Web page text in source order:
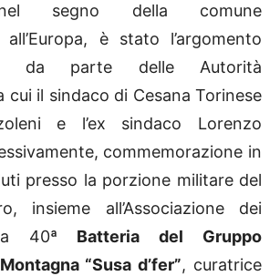
nel segno della comune
è stato l’argomento
da parte delle Autorità
cui il sindaco di Cesana Torinese
e l’ex sindaco Lorenzo
commemorazione in
presso la porzione militare del
insieme all’Associazione dei
40ª Batteria del Gruppo
“Susa d’fer”, curatrice